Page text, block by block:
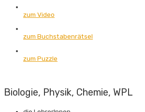
zum Video
zum Buchstaben­rätsel
zum Puzzle
Biologie, Physik, Chemie, WPL